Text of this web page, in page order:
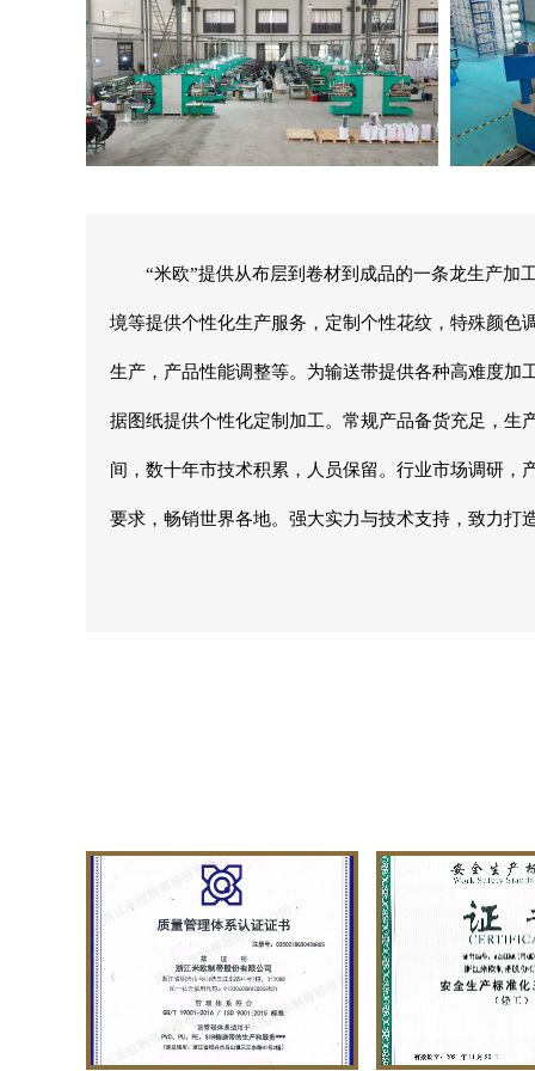
“米欧”提供从布层到卷材到成品的一条龙生产加
境等提供个性化生产服务，定制个性花纹，特殊颜色
生产，产品性能调整等。为输送带提供各种高难度加
据图纸提供个性化定制加工。常规产品备货充足，生
间，数十年市技术积累，人员保留。行业市场调研，
要求，畅销世界各地。强大实力与技术支持，致力打